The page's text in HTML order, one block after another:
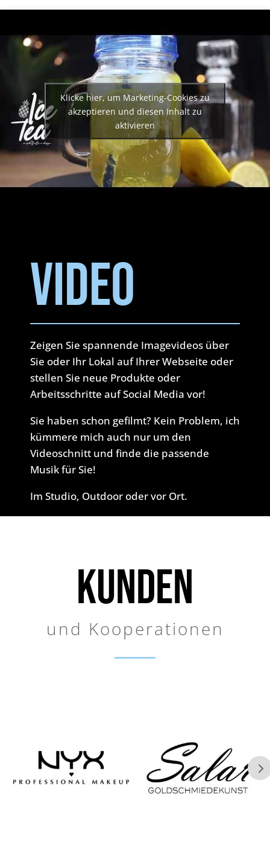
Klicke hier, um Marketing-Cookies zu
akzeptieren und diesen Inhalt zu
aktivieren
VIDEO
Zeigen Sie spannende Imagevideos über
Sie oder Ihr Lokal auf Ihrer Webseite oder
stellen Sie neue Produkte oder
Arbeitsschritte auf Social Media vor!
Sie haben schon gefilmt? Kein Problem, ich
kümmere mich auch nur um den
Videoschnitt und finde die passende
Musik für Sie!
Im Studio, Outdoor oder vor Ort.
KUNDEN
und Kooperationen